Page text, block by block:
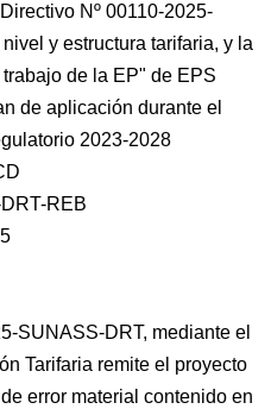
Nº 00110-2025-
y estructura tarifaria, y la
de la EP" de EPS
de aplicación durante el
2023-2028
REB
SUNASS-DRT, mediante el
Tarifaria remite el proyecto
error material contenido en